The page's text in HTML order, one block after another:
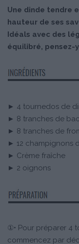
Une dinde tendre
hauteur de ses
Idéals avec des
équilibré, pensez-
► 4 tournedos de
► 8 tranches de
► 8 tranches de
► 12 champignons
► Crème fraîche
► 2 oignons
①• Pour préparer 4
commencez par